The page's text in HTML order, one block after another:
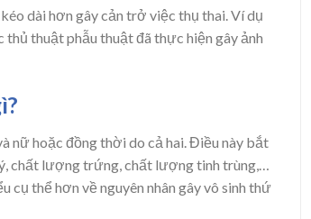
dài hơn gây cản trở việc thụ thai. Ví dụ
thuật phẫu thuật đã thực hiện gây ảnh
nữ hoặc đồng thời do cả hai. Điều này bắt
chất lượng trứng, chất lượng tinh trùng,…
cụ thể hơn về nguyên nhân gây vô sinh thứ